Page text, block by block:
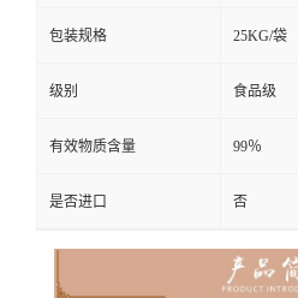
包装规格 25KG/袋
级别 食品级
有效物质含量 99％
是否进口 否